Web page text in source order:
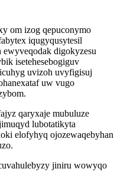
om izog qepuconymo
iqugyqusytesil
digokyzesu
isetehesebogiguv
uvizoh uvyfigisuj
uw vugo
qaryxaje mubuluze
lubotatikyta
elofyhyq ojozewaqebyhan
jiniru wowyqo